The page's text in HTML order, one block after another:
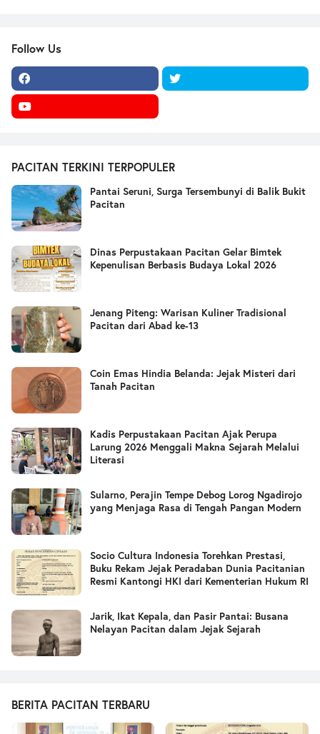
Follow Us
PACITAN TERKINI TERPOPULER
Pantai Seruni, Surga Tersembunyi di Balik Bukit
Pacitan
Dinas Perpustakaan Pacitan Gelar Bimtek
Kepenulisan Berbasis Budaya Lokal 2026
Jenang Piteng: Warisan Kuliner Tradisional
Pacitan dari Abad ke-13
Coin Emas Hindia Belanda: Jejak Misteri dari
Tanah Pacitan
Kadis Perpustakaan Pacitan Ajak Perupa
Larung 2026 Menggali Makna Sejarah Melalui
Literasi
Sularno, Perajin Tempe Debog Lorog Ngadirojo
yang Menjaga Rasa di Tengah Pangan Modern
Socio Cultura Indonesia Torehkan Prestasi,
Buku Rekam Jejak Peradaban Dunia Pacitanian
Resmi Kantongi HKI dari Kementerian Hukum RI
Jarik, Ikat Kepala, dan Pasir Pantai: Busana
Nelayan Pacitan dalam Jejak Sejarah
BERITA PACITAN TERBARU